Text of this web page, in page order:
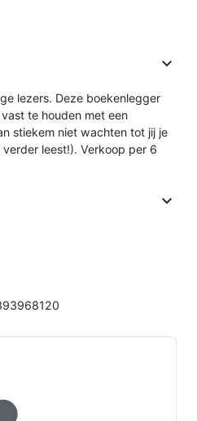

lezers. Deze boekenlegger
te houden met een
stiekem niet wachten tot jij je
leest!). Verkoop per 6
